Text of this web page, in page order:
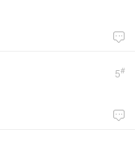

5#
